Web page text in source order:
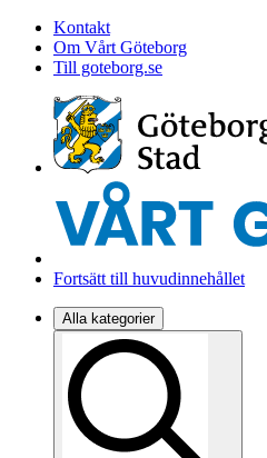
Kontakt
Om Vårt Göteborg
Till goteborg.se
Fortsätt till huvudinnehållet
Alla kategorier